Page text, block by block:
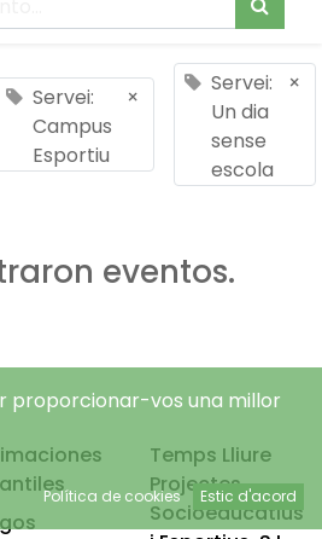
Servei:
Campus
Esportiu
×
Servei:
Un dia
sense
escola
×
eventos.
Temps Lliure
Projectes
Socioeducatius
proporcionar-vos una millor
Política de cookies Estic d'acord